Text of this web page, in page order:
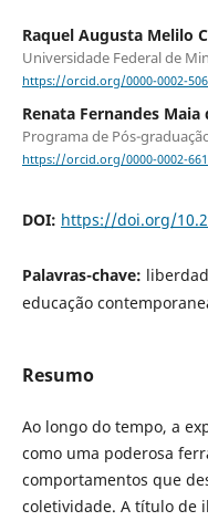
Raquel Augusta Melilo
Universidade Federal de
https://orcid.org/0000-0002-
Renata Fernandes Maia
Programa de Pós-
https://orcid.org/0000-0002-
DOI: https://doi.org/
Palavras-chave:
educação
Resumo
Ao longo do tempo, a
como uma poderosa
comportamentos que
coletividade. A título de